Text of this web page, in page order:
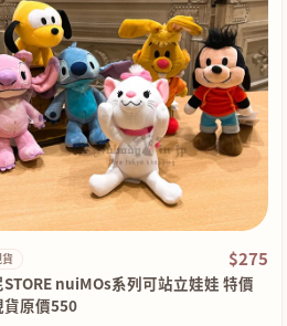
$275
nuiMOs系列可站立娃娃 特價
貨原價550